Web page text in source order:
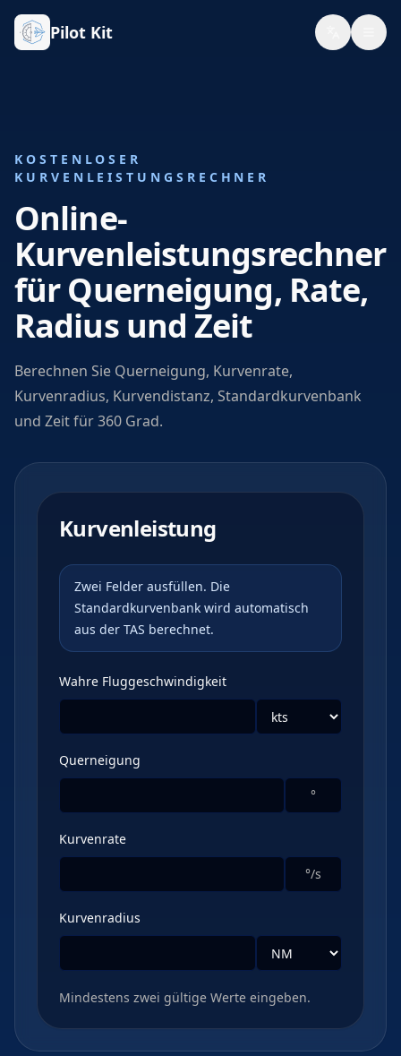
Pilot Kit
KOSTENLOSER
KURVENLEISTUNGSRECHNER
Online-
Kurvenleistungsrechner
für Querneigung, Rate,
Radius und Zeit
Berechnen Sie Querneigung, Kurvenrate,
Kurvenradius, Kurvendistanz, Standardkurvenbank
und Zeit für 360 Grad.
Kurvenleistung
Zwei Felder ausfüllen. Die
Standardkurvenbank wird automatisch
aus der TAS berechnet.
Wahre Fluggeschwindigkeit
Querneigung
°
Kurvenrate
°/s
Kurvenradius
Mindestens zwei gültige Werte eingeben.